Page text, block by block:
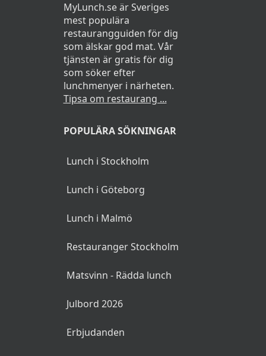
MyLunch.se är Sveriges
mest populära
restaurangguiden för dig
som älskar god mat. Vår
tjänsten är gratis för dig
som söker efter
lunchmenyer i närheten.
Tipsa om restaurang ...
POPULÄRA SÖKNINGAR
Lunch i Stockholm
Lunch i Göteborg
Lunch i Malmö
Restauranger Stockholm
Matsvinn - Rädda lunch
Julbord 2026
Erbjudanden